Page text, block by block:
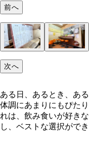
前へ
次へ
ある日、あるとき、あ
体調にあまりにもぴた
れは、飲み食いが好き
し、ベストな選択がで